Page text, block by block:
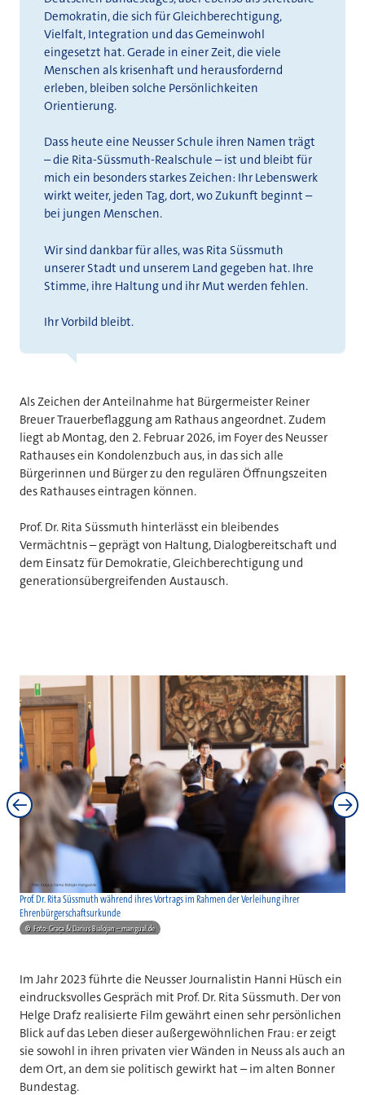
Demokratin, die sich für Gleichberechtigung,
Vielfalt, Integration und das Gemeinwohl
eingesetzt hat. Gerade in einer Zeit, die viele
Menschen als krisenhaft und herausfordernd
erleben, bleiben solche Persönlichkeiten
Orientierung.
Dass heute eine Neusser Schule ihren Namen trägt
– die Rita-Süssmuth-Realschule – ist und bleibt für
mich ein besonders starkes Zeichen: Ihr Lebenswerk
wirkt weiter, jeden Tag, dort, wo Zukunft beginnt –
bei jungen Menschen.
Wir sind dankbar für alles, was Rita Süssmuth
unserer Stadt und unserem Land gegeben hat. Ihre
Stimme, ihre Haltung und ihr Mut werden fehlen.
Ihr Vorbild bleibt.
Als Zeichen der Anteilnahme hat Bürgermeister Reiner
Breuer Trauerbeflaggung am Rathaus angeordnet. Zudem
liegt ab Montag, den 2. Februar 2026, im Foyer des Neusser
Rathauses ein Kondolenzbuch aus, in das sich alle
Bürgerinnen und Bürger zu den regulären Öffnungszeiten
des Rathauses eintragen können.
Prof. Dr. Rita Süssmuth hinterlässt ein bleibendes
Vermächtnis – geprägt von Haltung, Dialogbereitschaft und
dem Einsatz für Demokratie, Gleichberechtigung und
generationsübergreifenden Austausch.
Prof. Dr. Rita Süssmuth während ihres Vortrags im Rahmen der Verleihung ihrer
Ehrenbürgerschaftsurkunde
© Foto: Graça & Darius Bialojan – mangual.de
Bildergalerie
Im Jahr 2023 führte die Neusser Journalistin Hanni Hüsch ein
eindrucksvolles Gespräch mit Prof. Dr. Rita Süssmuth. Der von
Helge Drafz realisierte Film gewährt einen sehr persönlichen
Blick auf das Leben dieser außergewöhnlichen Frau: er zeigt
sie sowohl in ihren privaten vier Wänden in Neuss als auch an
dem Ort, an dem sie politisch gewirkt hat – im alten Bonner
Bundestag.